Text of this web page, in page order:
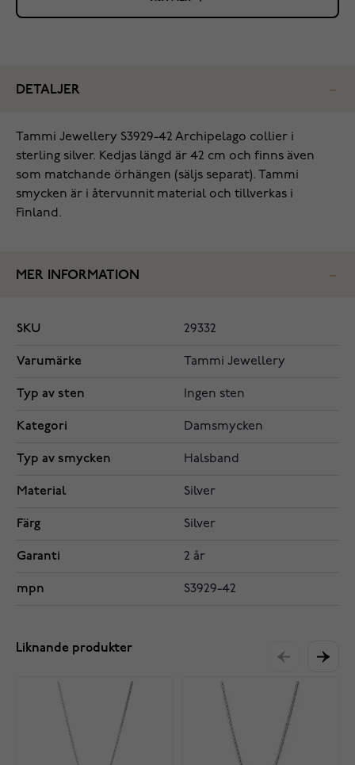
DETALJER
‌Tammi Jewellery S3929-42 Archipelago collier i
sterling silver. Kedjas längd är 42 cm och finns även
som matchande örhängen (säljs separat). Tammi
smycken är i återvunnit material och tillverkas i
Finland.
MER INFORMATION
SKU 29332
Varumärke Tammi Jewellery
Typ av sten Ingen sten
Kategori Damsmycken
Typ av smycken Halsband
Material Silver
Färg Silver
Garanti 2 år
mpn S3929-42
Liknande produkter